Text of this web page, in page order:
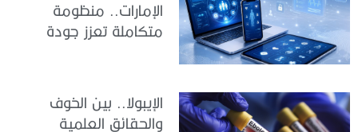
الإمارات.. منظومة
متكاملة تعزز جودة
الإيبولا.. بين الخوف
والحقائق العلمية